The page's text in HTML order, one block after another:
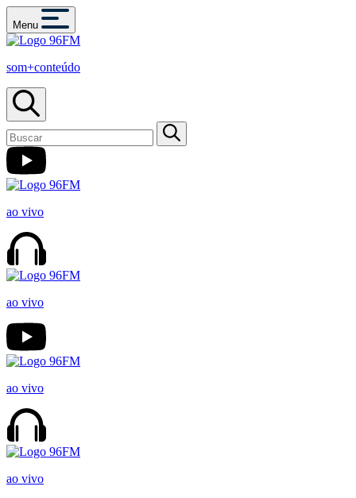
Menu
som+conteúdo
ao vivo
ao vivo
ao vivo
ao vivo